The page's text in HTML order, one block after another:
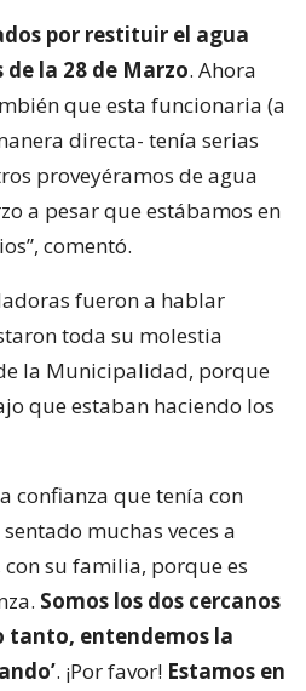
por restituir el agua
la 28 de Marzo. Ahora
que esta funcionaria (a
directa- tenía serias
proveyéramos de agua
a pesar que estábamos en
comentó.
fueron a hablar
toda su molestia
la Municipalidad, porque
que estaban haciendo los
confianza que tenía con
muchas veces a
con su familia, porque es
Somos los dos cercanos
tanto, entendemos la
. ¡Por favor! Estamos en